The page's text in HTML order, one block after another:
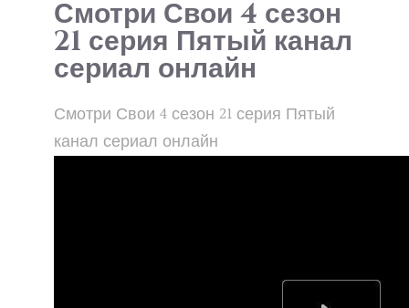
Смотри Свои 4 сезон
21 серия Пятый канал
сериал онлайн
Смотри Свои 4 сезон 21 серия Пятый
канал сериал онлайн